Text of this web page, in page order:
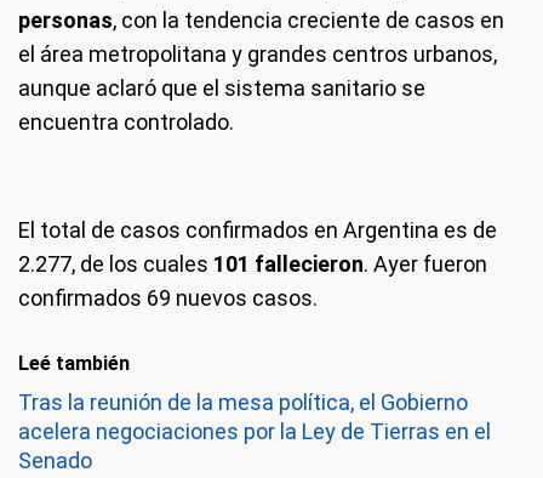
personas, con la tendencia creciente de casos en
el área metropolitana y grandes centros urbanos,
aunque aclaró que el sistema sanitario se
encuentra controlado.
El total de casos confirmados en Argentina es de
2.277, de los cuales 101 fallecieron. Ayer fueron
confirmados 69 nuevos casos.
Leé también
Tras la reunión de la mesa política, el Gobierno
acelera negociaciones por la Ley de Tierras en el
Senado